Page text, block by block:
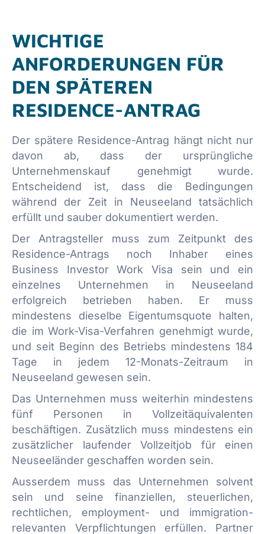
WICHTIGE
ANFORDERUNGEN FÜR
DEN SPÄTEREN
RESIDENCE-ANTRAG
Der spätere Residence-Antrag hängt nicht nur
davon ab, dass der ursprüngliche
Unternehmenskauf genehmigt wurde.
Entscheidend ist, dass die Bedingungen
während der Zeit in Neuseeland tatsächlich
erfüllt und sauber dokumentiert werden.
Der Antragsteller muss zum Zeitpunkt des
Residence-Antrags noch Inhaber eines
Business Investor Work Visa sein und ein
einzelnes Unternehmen in Neuseeland
erfolgreich betrieben haben. Er muss
mindestens dieselbe Eigentumsquote halten,
die im Work-Visa-Verfahren genehmigt wurde,
und seit Beginn des Betriebs mindestens 184
Tage in jedem 12-Monats-Zeitraum in
Neuseeland gewesen sein.
Das Unternehmen muss weiterhin mindestens
fünf Personen in Vollzeitäquivalenten
beschäftigen. Zusätzlich muss mindestens ein
zusätzlicher laufender Vollzeitjob für einen
Neuseeländer geschaffen worden sein.
Ausserdem muss das Unternehmen solvent
sein und seine finanziellen, steuerlichen,
rechtlichen, employment- und immigration-
relevanten Verpflichtungen erfüllen. Partner